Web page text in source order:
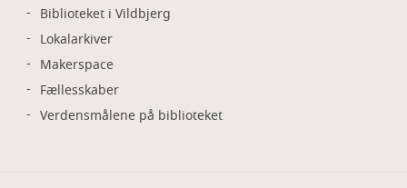
Biblioteket i Vildbjerg
Lokalarkiver
Makerspace
Fællesskaber
Verdensmålene på biblioteket